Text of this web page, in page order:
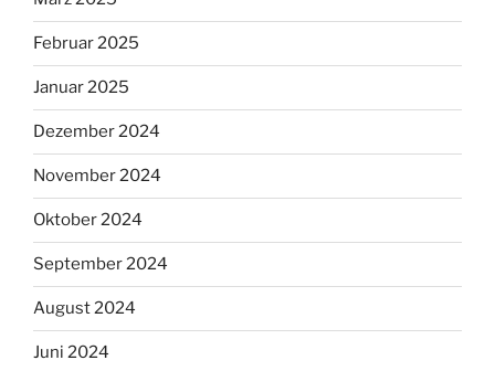
Februar 2025
Januar 2025
Dezember 2024
November 2024
Oktober 2024
September 2024
August 2024
Juni 2024